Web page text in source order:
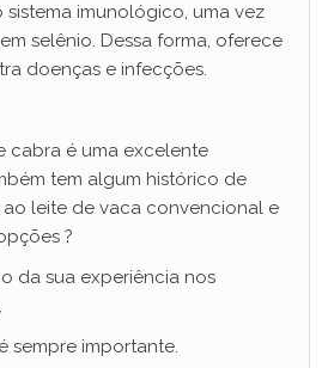
imunológico, uma vez
selênio. Dessa forma, oferece
doenças e infecções.
cabra é uma excelente
tem algum histórico de
leite de vaca convencional e
?
da sua experiência nos
sempre importante.